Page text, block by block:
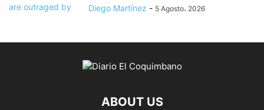
Diego Martínez - 5 Agosto، 2026
ABOUT US